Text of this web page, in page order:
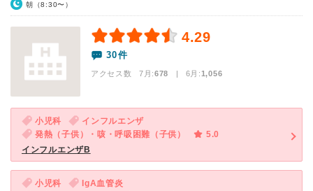
朝（8:30〜）
4.29
30件
アクセス数 7月:678 | 6月:1,056
小児科
インフルエンザ
発熱（子供）・咳・呼吸困難（子供）
5.0
インフルエンザB
小児科
IgA血管炎